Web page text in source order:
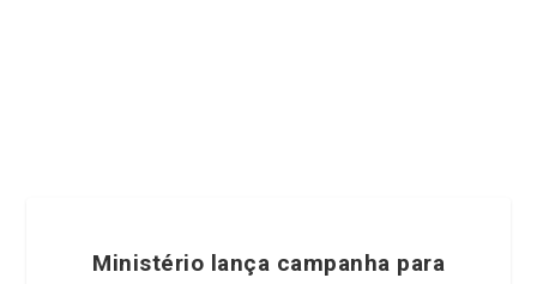
Ministério lança campanha para